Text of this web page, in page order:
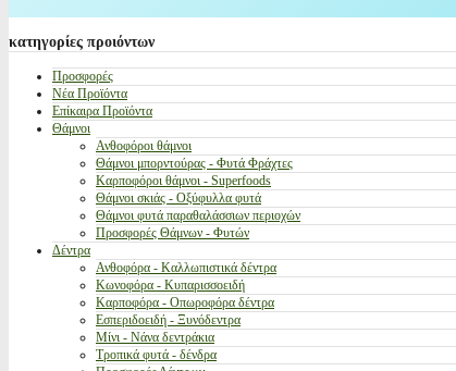
κατηγορίες προιόντων
Προσφορές
Νέα Προϊόντα
Επίκαιρα Προϊόντα
Θάμνοι
Ανθοφόροι θάμνοι
Θάμνοι μπορντούρας - Φυτά Φράχτες
Καρποφόροι θάμνοι - Superfoods
Θάμνοι σκιάς - Οξύφυλλα φυτά
Θάμνοι φυτά παραθαλάσσιων περιοχών
Προσφορές Θάμνων - Φυτών
Δέντρα
Ανθοφόρα - Καλλωπιστικά δέντρα
Κωνοφόρα - Κυπαρισσοειδή
Καρποφόρα - Οπωροφόρα δέντρα
Εσπεριδοειδή - Ξυνόδεντρα
Μίνι - Νάνα δεντράκια
Τροπικά φυτά - δένδρα